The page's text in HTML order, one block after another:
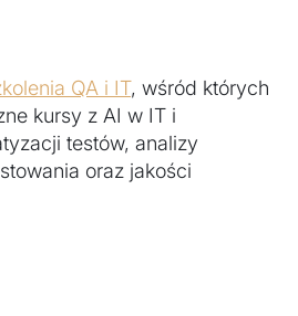
QA i IT, wśród których
kursy z AI w IT i
testów, analizy
oraz jakości